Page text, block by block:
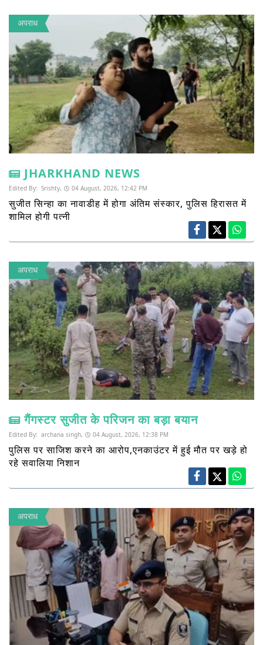
अपराध
JHARKHAND NEWS
Edited By: Srishty, 04 August, 2026, 12:42 PM
सुजीत सिन्हा का नावाडीह में होगा अंतिम संस्कार, पुलिस हिरासत में
शामिल होगी पत्नी
अपराध
गैंगस्टर सुजीत के परिजन का बड़ा बयान
Edited By: archana singh, 04 August, 2026, 12:38 PM
पुलिस पर साजिश करने का आरोप,एनकाउंटर में हुई मौत पर खड़े हो
रहे सवालिया निशान
अपराध